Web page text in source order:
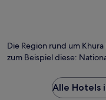
Die Region rund um
zum Beispiel diese:
Alle Hotels